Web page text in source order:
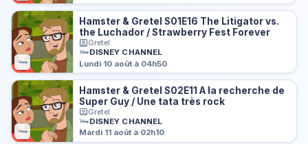
Hamster & Gretel S01E16 The Litigator vs.
the Luchador / Strawberry Fest Forever
Gretel
DISNEY CHANNEL
Lundi 10 août à 04h50
Hamster & Gretel S02E11 A la recherche de
Super Guy / Une tata très rock
Gretel
DISNEY CHANNEL
Mardi 11 août à 02h10